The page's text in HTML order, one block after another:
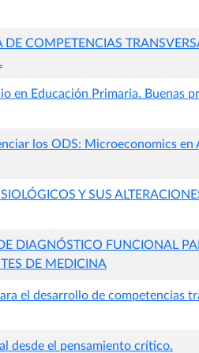
COMPETENCIAS
en Educación Primaria. Buenas
los ODS: Microeconomics en
Y SUS
DIAGNÓSTICO FUNCIONAL
DE MEDICINA
el desarrollo de competencias
desde el pensamiento crítico.